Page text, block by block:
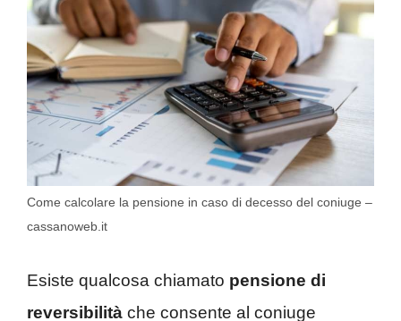
Come calcolare la pensione in caso di decesso del coniuge –
cassanoweb.it
Esiste qualcosa chiamato pensione di
reversibilità che consente al coniuge